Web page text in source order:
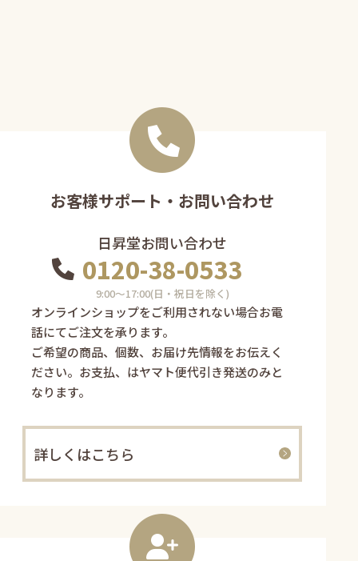
お客様サポート・お問い合わせ
日昇堂お問い合わせ
0120-38-0533
9:00〜17:00(日・祝日を除く)
オンラインショップをご利用されない場合お電
話にてご注文を承ります。
ご希望の商品、個数、お届け先情報をお伝えく
ださい。お支払、はヤマト便代引き発送のみと
なります。
詳しくはこちら